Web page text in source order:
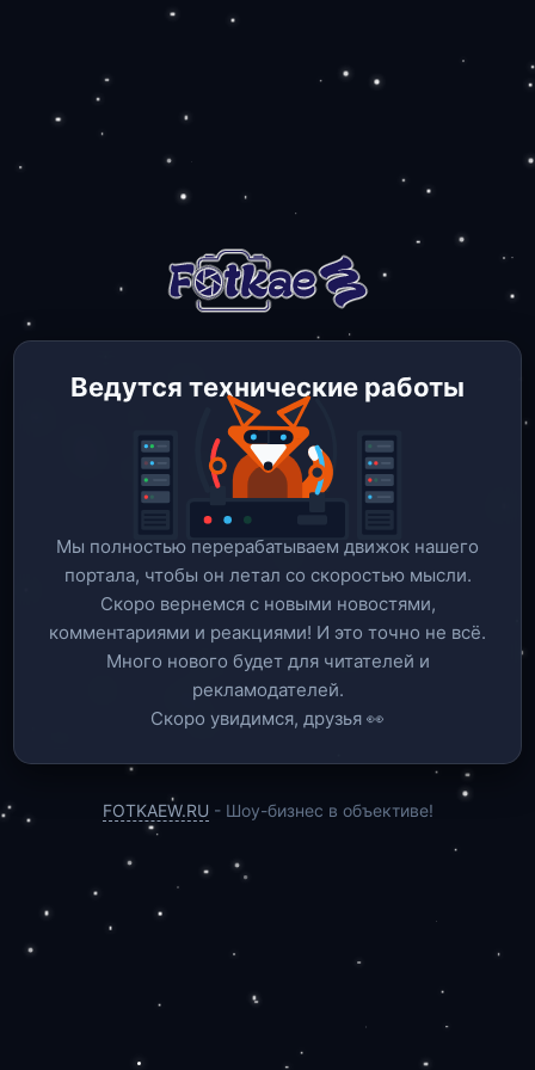
Ведутся технические работы
Мы полностью перерабатываем движок нашего
портала, чтобы он летал со скоростью мысли.
Скоро вернемся c новыми новостями,
комментариями и реакциями! И это точно не всё.
Много нового будет для читателей и
рекламодателей.
Скоро увидимся, друзья 👀
FOTKAEW.RU - Шоу-бизнес в объективе!